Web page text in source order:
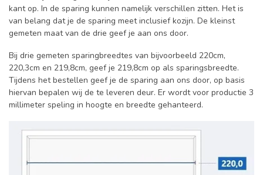
kant op. In de sparing kunnen namelijk verschillen zitten. Het is
van belang dat je de sparing meet inclusief kozijn. De kleinst
gemeten maat van de drie geef je aan ons door.
Bij drie gemeten sparingbreedtes van bijvoorbeeld 220cm,
220,3cm en 219,8cm, geef je 219,8cm op als sparingsbreedte.
Tijdens het bestellen geef je de sparing aan ons door, op basis
hiervan bepalen wij de te leveren deur. Er wordt voor productie 3
millimeter speling in hoogte en breedte gehanteerd.